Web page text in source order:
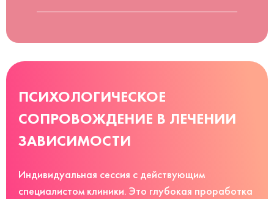
ПСИХОЛОГИЧЕСКОЕ
СОПРОВОЖДЕНИЕ В ЛЕЧЕНИИ
ЗАВИСИМОСТИ
Индивидуальная сессия с действующим
специалистом клиники. Это глубокая проработка